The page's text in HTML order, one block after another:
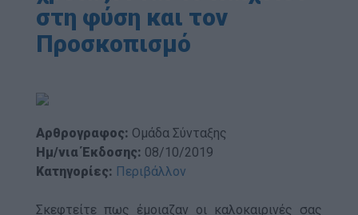
Φωτογραφικό Υλικό
Λογότυπα
στη φύση και τον
Προσκοπισμό
Αρθρογραφος: Ομάδα Σύνταξης
Ημ/νια Έκδοσης: 08/10/2019
Κατηγορίες: Περιβάλλον
Σκεφτείτε πως έμοιαζαν οι καλοκαιρινές σας